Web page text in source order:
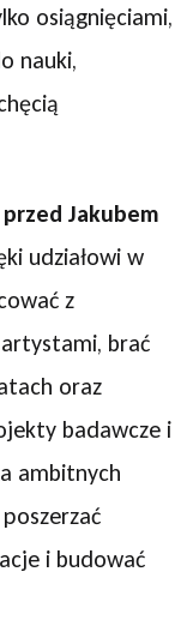
osiągnięciami,
nauki,
Jakubem
udziałowi w
z
brać
oraz
badawcze i
ambitnych
i budować